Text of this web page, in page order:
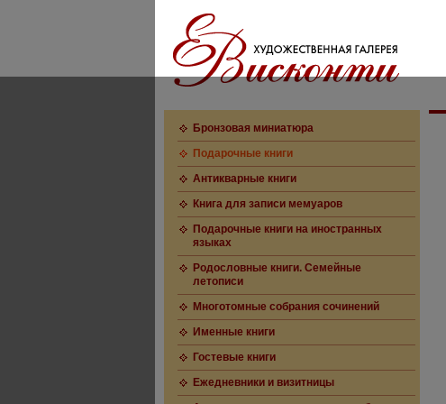
Бронзовая миниатюра
Подарочные книги
Антикварные книги
Книга для записи мемуаров
Подарочные книги на иностранных
языках
Родословные книги. Семейные
летописи
Многотомные собрания сочинений
Именные книги
Гостевые книги
Ежедневники и визитницы